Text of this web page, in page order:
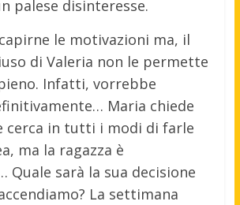
palese disinteresse.
le motivazioni ma, il
di Valeria non le permette
Infatti, vorrebbe
Maria chiede
cerca in tutti i modi di farle
ma la ragazza è
Quale sarà la sua decisione
La settimana